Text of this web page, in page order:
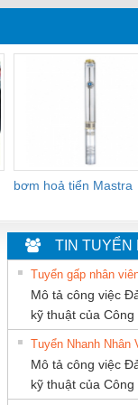
bơm hoả tiển Mastra
Le An Toàn
Contact
– PSR-
Bộ
CÔNG TY TNHH
THIẾT BỊ CÔNG
NGHIỆP NIHON
TIN TUYỂN
Mô tả công việc
kỹ thuật của Công
Tuyển Nhanh Nhân
Mô tả công việc
kỹ thuật của Công